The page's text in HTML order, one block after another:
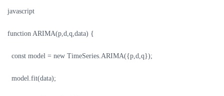
javascript
function ARIMA(p,d,q,data) {
const model = new TimeSeries.ARIMA({p,d,q});
model.fit(data);